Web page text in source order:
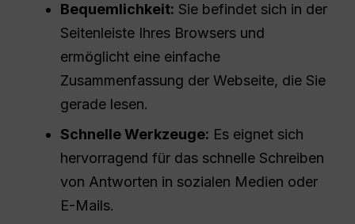
Bequemlichkeit: Sie befindet sich in der
Seitenleiste Ihres Browsers und
ermöglicht eine einfache
Zusammenfassung der Webseite, die Sie
gerade lesen.
Schnelle Werkzeuge: Es eignet sich
hervorragend für das schnelle Schreiben
von Antworten in sozialen Medien oder
E-Mails.